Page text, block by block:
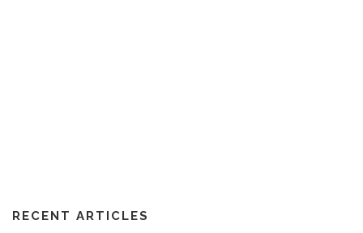
RECENT ARTICLES